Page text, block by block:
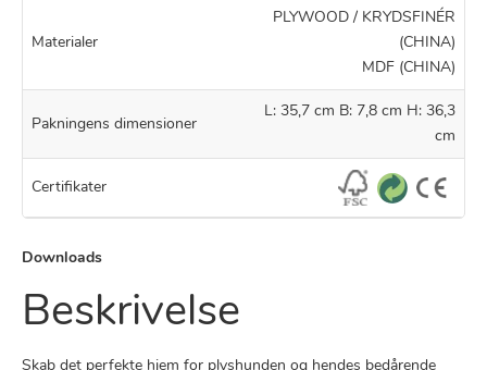
Materialer
PLYWOOD / KRYDSFINÉR
(CHINA)
MDF (CHINA)
Pakningens dimensioner
L: 35,7 cm B: 7,8 cm H: 36,3
cm
Certifikater
Downloads
Beskrivelse
Skab det perfekte hjem for plyshunden og hendes bedårende